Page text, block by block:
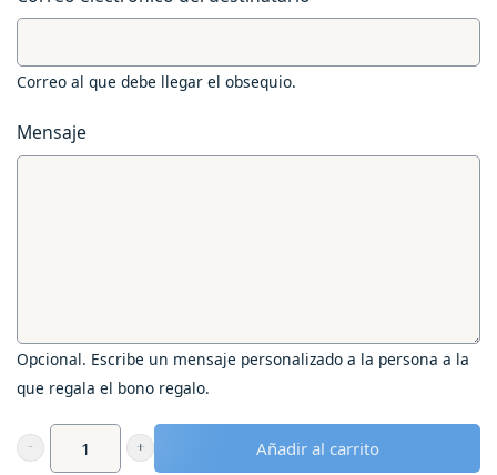
Correo al que debe llegar el obsequio.
Mensaje
Opcional. Escribe un mensaje personalizado a la persona a la
que regala el bono regalo.
Bono
Añadir al carrito